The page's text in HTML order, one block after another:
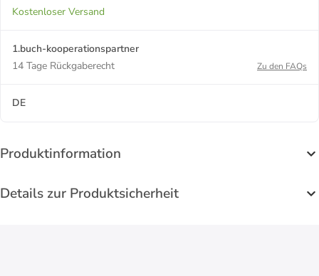
Kostenloser Versand
1.buch-kooperationspartner
14 Tage Rückgaberecht
Zu den FAQs
DE
Produktinformation
Details zur Produktsicherheit